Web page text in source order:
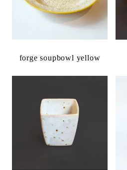
forge soupbowl yellow